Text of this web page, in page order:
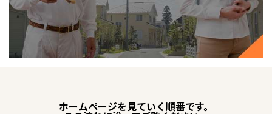
ホームページを見ていく順番です。